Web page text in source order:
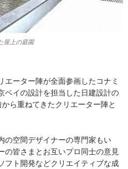
屋上の庭園
ーター陣が全面参画したコナミ
ベイの設計を担当した日建設計の
ら重ねてきたクリエーター陣と
空間デザイナーの専門家もい
の皆さまとお互いプロ同士の意見
フト開発などクリエイティブな成